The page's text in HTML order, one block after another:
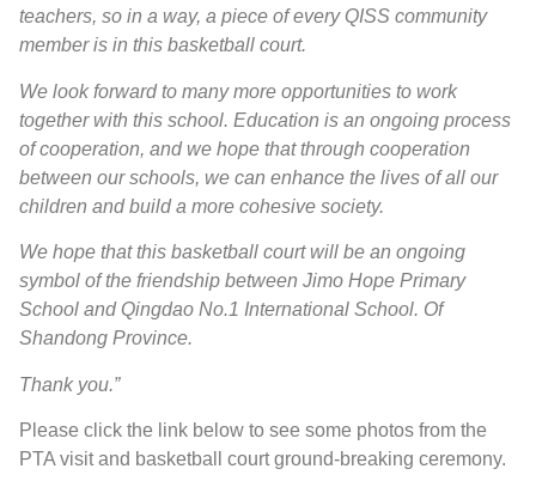
teachers, so in a way, a piece of every QISS community
member is in this basketball court.
We look forward to many more opportunities to work
together with this school. Education is an ongoing process
of cooperation, and we hope that through cooperation
between our schools, we can enhance the lives of all our
children and build a more cohesive society.
We hope that this basketball court will be an ongoing
symbol of the friendship between Jimo Hope Primary
School and Qingdao No.1 International School. Of
Shandong Province.
Thank you.”
Please click the link below to see some photos from the
PTA visit and basketball court ground-breaking ceremony.